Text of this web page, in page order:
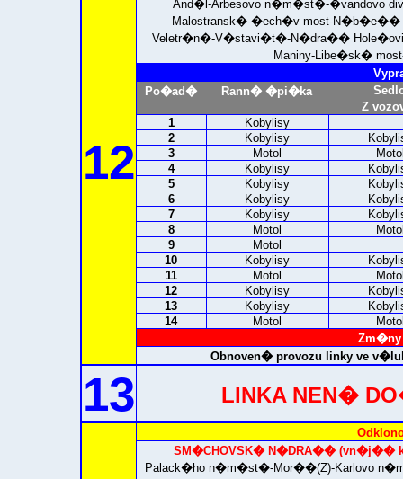
12
And�l-Arbesovo n�m�st�-�vandovo
Malostransk�-�ech�v most-N�b�e��
Veletr�n�-V�stavi�t�-N�dra��
Maniny-Libe�sk�
Po�ad�
Rann� �pi�ka
Z
1
Kobylisy
2
Kobylisy
3
Motol
4
Kobylisy
5
Kobylisy
6
Kobylisy
7
Kobylisy
8
Motol
9
Motol
10
Kobylisy
11
Motol
12
Kobylisy
13
Kobylisy
14
Motol
Zm�ny
Obnoven� provozu linky ve
13 LINKA NEN�
SM�CHOVSK� N�DRA�� (vn�j��
Palack�ho n�m�st�-Mor��(Z)-Karlovo